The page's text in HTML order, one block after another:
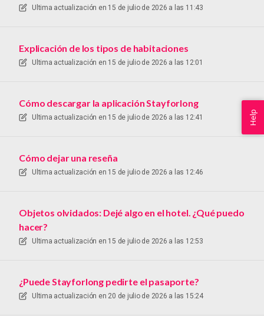
Ultima actualización en 15 de julio de 2026 a las 11:43
Explicación de los tipos de habitaciones
Ultima actualización en 15 de julio de 2026 a las 12:01
Cómo descargar la aplicación Stayforlong
Ultima actualización en 15 de julio de 2026 a las 12:41
Cómo dejar una reseña
Ultima actualización en 15 de julio de 2026 a las 12:46
Objetos olvidados: Dejé algo en el hotel. ¿Qué puedo
hacer?
Ultima actualización en 15 de julio de 2026 a las 12:53
¿Puede Stayforlong pedirte el pasaporte?
Ultima actualización en 20 de julio de 2026 a las 15:24
Help